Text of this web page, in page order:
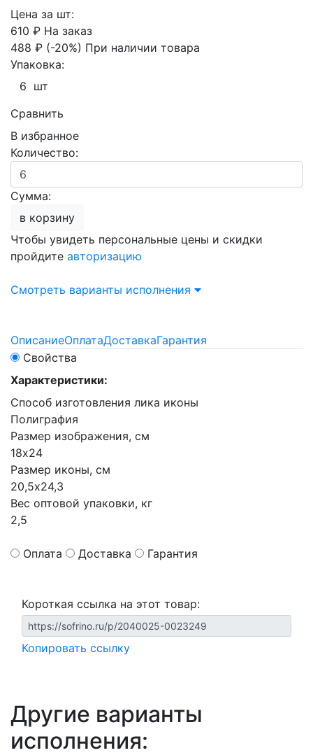
Цена за шт:
610 ₽ На заказ
488 ₽ (-20%) При наличии товара
Упаковка:
6 шт
Сравнить
В избранное
Количество:
Сумма:
в корзину
Чтобы увидеть персональные цены и скидки
пройдите авторизацию
Смотреть варианты исполнения
ОписаниеОплатаДоставкаГарантия
Свойства
Характеристики:
Способ изготовления лика иконы
Полиграфия
Размер изображения, см
18х24
Размер иконы, см
20,5х24,3
Вес оптовой упаковки, кг
2,5
Оплата Доставка Гарантия
Короткая ссылка на этот товар:
Копировать ссылку
Другие варианты
исполнения: